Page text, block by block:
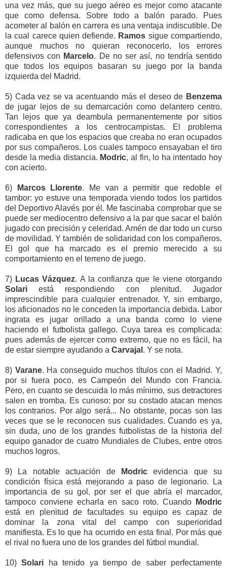
una vez más, que su juego aéreo es mejor como atacante
que como defensa. Sobre todo a balón parado. Pues
acometer al balón en carrera es una ventaja indiscutible. De
la cual carece quien defiende. Ramos sigue compartiendo,
aunque muchos no quieran reconocerlo, los errores
defensivos con Marcelo. De no ser así, no tendría sentido
que todos los equipos basaran su juego por la banda
izquierda del Madrid.
5) Cada vez se va acentuando más el deseo de Benzema
de jugar lejos de su demarcación como delantero centro.
Tan lejos que ya deambula permanentemente por sitios
correspondientes a los centrocampistas. El problema
radicaba en que los espacios que creaba no eran ocupados
por sus compañeros. Los cuales tampoco ensayaban el tiro
desde la media distancia. Modric, al fin, lo ha intentado hoy
con acierto.
6) Marcos Llorente. Me van a permitir que redoble el
tambor: yo estuve una temporada viendo todos los partidos
del Deportivo Alavés por él. Me fascinaba comprobar que se
puede ser mediocentro defensivo a la par que sacar el balón
jugado con precisión y celeridad. Amén de dar todo un curso
de movilidad. Y también de solidaridad con los compañeros.
El gol que ha marcado es el premio merecido a su
comportamiento en el terreno de juego.
7) Lucas Vázquez. A la confianza que le viene otorgando
Solari está respondiendo con plenitud. Jugador
imprescindible para cualquier entrenador. Y, sin embargo,
los aficionados no le conceden la importancia debida. Labor
ingrata es jugar orillado a una banda como lo viene
haciendo el futbolista gallego. Cuya tarea es complicada:
pues además de ejercer como extremo, que no es fácil, ha
de estar siempre ayudando a Carvajal . Y se nota.
8) Varane. Ha conseguido muchos títulos con el Madrid. Y,
por si fuera poco, es Campeón del Mundo con Francia.
Pero, en cuanto se descuida lo más mínimo, sus detractores
salen en tromba. Es curioso: por su costado atacan menos
los contrarios. Por algo será... No obstante, pocas son las
veces que se le reconocen sus cualidades. Cuando es ya,
sin duda, uno de los grandes futbolistas de la historia del
equipo ganador de cuatro Mundiales de Clubes, entre otros
muchos logros.
9) La notable actuación de Modricevidencia que su
condición física está mejorando a paso de legionario. La
importancia de su gol, por ser el que abría el marcador,
tampoco conviene echarla en saco roto. Cuando
Modric
está en plenitud de facultades su equipo es capaz de
dominar la zona vital del campo con superioridad
manifiesta. Es lo que ha ocurrido en esta final. Por más que
el rival no fuera uno de los grandes del fútbol mundial.
10)Solari
ha tenido ya tiempo de saber perfectamente